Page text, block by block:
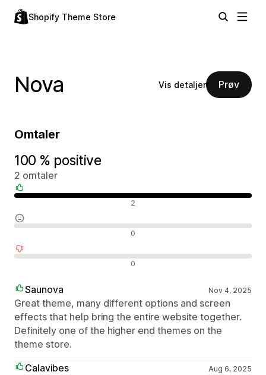
Shopify Theme Store
Nova Vis detaljer Prøv
Omtaler
100 % positive
2 omtaler
2
0
0
Saunova Nov 4, 2025
Great theme, many different options and screen
effects that help bring the entire website together.
Definitely one of the higher end themes on the
theme store.
Calavibes
Aug 6, 2025